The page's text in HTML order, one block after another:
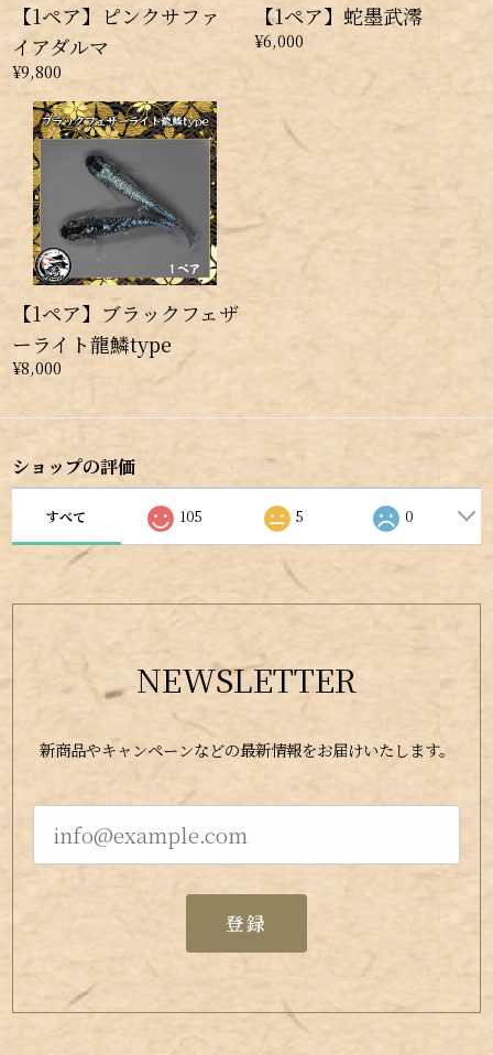
【1ペア】ピンクサファ
イアダルマ
¥9,800
【1ペア】蛇墨武澪
¥6,000
【1ペア】ブラックフェザ
ーライト龍鱗type
¥8,000
ショップの評価
すべて 105 5 0
NEWSLETTER
新商品やキャンペーンなどの最新情報をお届けいたします。
登録